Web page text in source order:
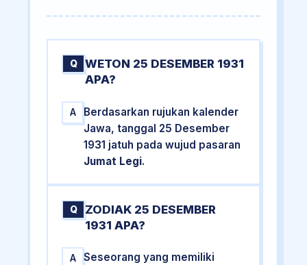
Q
WETON 25 DESEMBER 1931
APA?
A
Berdasarkan rujukan kalender
Jawa, tanggal 25 Desember
1931 jatuh pada wujud pasaran
Jumat Legi.
Q
ZODIAK 25 DESEMBER
1931 APA?
A
Seseorang yang memiliki